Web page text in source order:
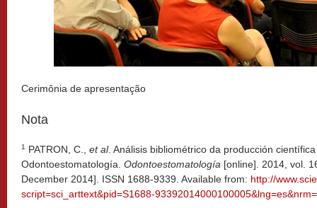
Cerimônia de apresentação
Nota
1 PATRON, C., et al. Análisis bibliométrico da producción
Odontoestomatología. Odontoestomatología [online]. 2014, vol.
December 2014]. ISSN 1688-9339. Available from: http://
script=sci_arttext&pid=S1688-